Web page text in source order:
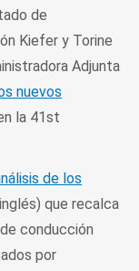
de
Kiefer y Torine
Adjunta
nuevos
la 41st
de los
que recalca
conducción
por